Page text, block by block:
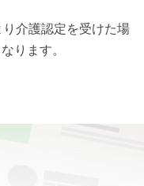
介護認定を受けた場
ります。